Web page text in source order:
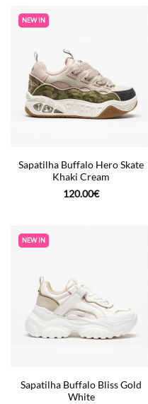
NEW IN
Sapatilha Buffalo Hero Skate
Khaki Cream
120.00€
NEW IN
Sapatilha Buffalo Bliss Gold
White